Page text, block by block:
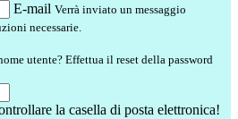
E-mail Verrà inviato un messaggio
necessarie.
utente? Effettua il reset della password
la casella di posta elettronica!